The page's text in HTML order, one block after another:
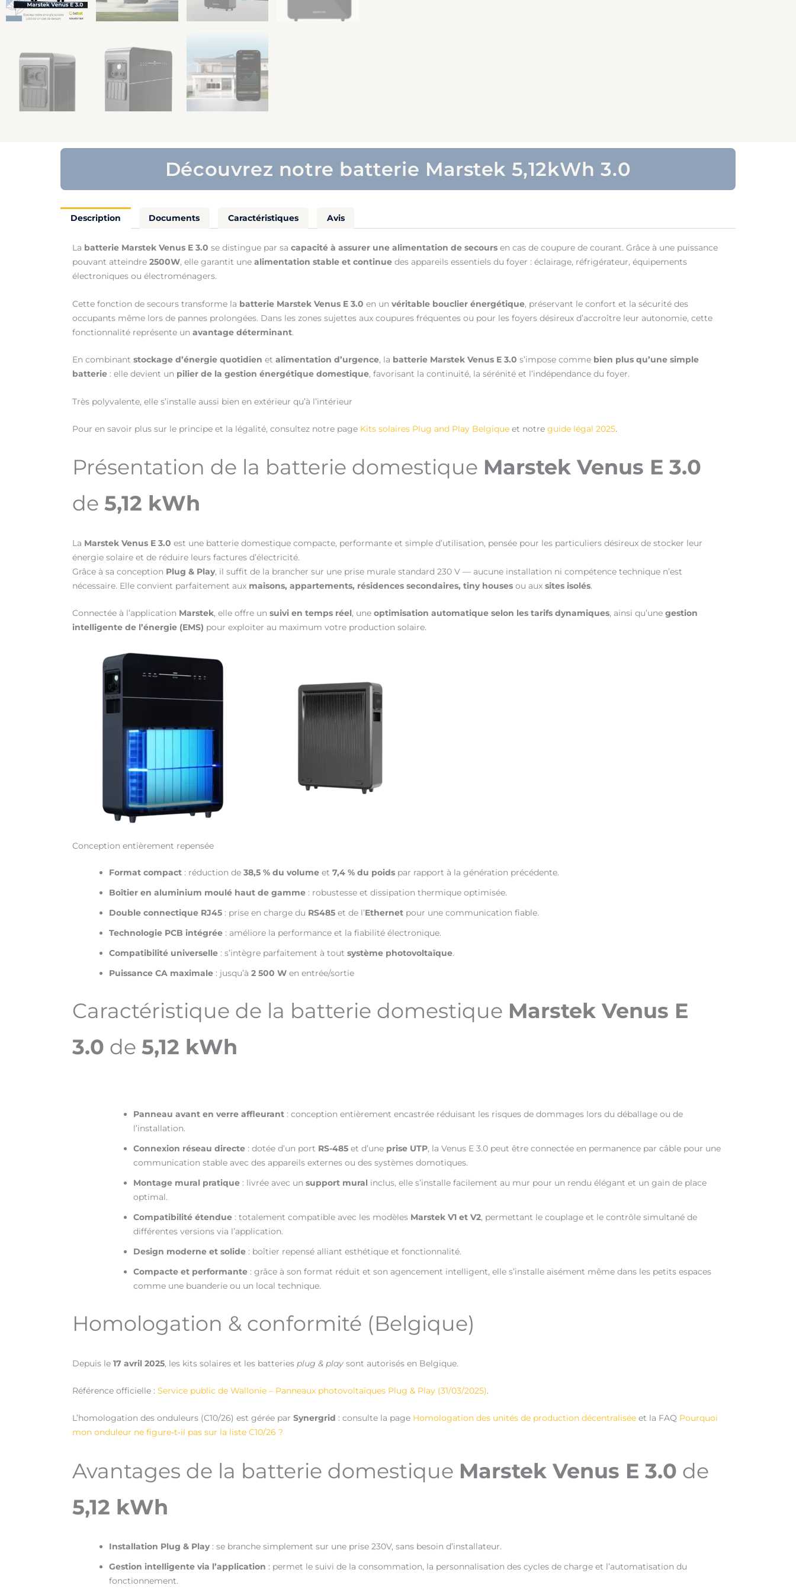
Découvrez notre batterie Marstek 5,12kWh 3.0
Description Documents Caractéristiques Avis
La batterie Marstek Venus E 3.0 se distingue par sa capacité à assurer une alimentation de secours en cas de coupure de courant. Grâce à une puissance
pouvant atteindre 2500W, elle garantit une alimentation stable et continue des appareils essentiels du foyer : éclairage, réfrigérateur, équipements
électroniques ou électroménagers.
Cette fonction de secours transforme la batterie Marstek Venus E 3.0 en un véritable bouclier énergétique, préservant le confort et la sécurité des
occupants même lors de pannes prolongées. Dans les zones sujettes aux coupures fréquentes ou pour les foyers désireux d’accroître leur autonomie, cette
fonctionnalité représente un avantage déterminant.
En combinant stockage d’énergie quotidien et alimentation d’urgence, la batterie Marstek Venus E 3.0 s’impose comme bien plus qu’une simple
batterie : elle devient un pilier de la gestion énergétique domestique, favorisant la continuité, la sérénité et l’indépendance du foyer.
Très polyvalente, elle s’installe aussi bien en extérieur qu’à l’intérieur
Pour en savoir plus sur le principe et la légalité, consultez notre page Kits solaires Plug and Play Belgique et notre guide légal 2025.
Présentation de la batterie domestique Marstek Venus E 3.0
de 5,12 kWh
La Marstek Venus E 3.0 est une batterie domestique compacte, performante et simple d’utilisation, pensée pour les particuliers désireux de stocker leur
énergie solaire et de réduire leurs factures d’électricité.
Grâce à sa conception Plug & Play, il suffit de la brancher sur une prise murale standard 230 V — aucune installation ni compétence technique n’est
nécessaire. Elle convient parfaitement aux maisons, appartements, résidences secondaires, tiny houses ou aux sites isolés.
Connectée à l’application Marstek, elle offre un suivi en temps réel, une optimisation automatique selon les tarifs dynamiques, ainsi qu’une gestion
intelligente de l’énergie (EMS) pour exploiter au maximum votre production solaire.
Conception entièrement repensée
Format compact : réduction de 38,5 % du volume et 7,4 % du poids par rapport à la génération précédente.
Boîtier en aluminium moulé haut de gamme : robustesse et dissipation thermique optimisée.
Double connectique RJ45 : prise en charge du RS485 et de l’Ethernet pour une communication fiable.
Technologie PCB intégrée : améliore la performance et la fiabilité électronique.
Compatibilité universelle : s’intègre parfaitement à tout système photovoltaïque.
Puissance CA maximale : jusqu’à 2 500 W en entrée/sortie
Caractéristique de la batterie domestique Marstek Venus E
3.0 de 5,12 kWh
Panneau avant en verre affleurant : conception entièrement encastrée réduisant les risques de dommages lors du déballage ou de
l’installation.
Connexion réseau directe : dotée d’un port RS-485 et d’une prise UTP, la Venus E 3.0 peut être connectée en permanence par câble pour une
communication stable avec des appareils externes ou des systèmes domotiques.
Montage mural pratique : livrée avec un support mural inclus, elle s’installe facilement au mur pour un rendu élégant et un gain de place
optimal.
Compatibilité étendue : totalement compatible avec les modèles Marstek V1 et V2, permettant le couplage et le contrôle simultané de
différentes versions via l’application.
Design moderne et solide : boîtier repensé alliant esthétique et fonctionnalité.
Compacte et performante : grâce à son format réduit et son agencement intelligent, elle s’installe aisément même dans les petits espaces
comme une buanderie ou un local technique.
Homologation & conformité (Belgique)
Depuis le 17 avril 2025, les kits solaires et les batteries plug & play sont autorisés en Belgique.
Référence officielle : Service public de Wallonie – Panneaux photovoltaïques Plug & Play (31/03/2025).
L’homologation des onduleurs (C10/26) est gérée par Synergrid : consulte la page Homologation des unités de production décentralisée et la FAQ Pourquoi
mon onduleur ne figure‑t‑il pas sur la liste C10/26 ?
Avantages de la batterie domestique Marstek Venus E 3.0 de
5,12 kWh
Installation Plug & Play: se branche simplement sur une prise 230V, sans besoin d’installateur.
Gestion intelligente via l’application : permet le suivi de la consommation, la personnalisation des cycles de charge et l’automatisation du
fonctionnement.